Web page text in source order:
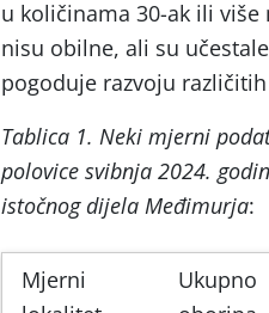
u količinama 30-ak ili
nisu obilne, ali su
pogoduje razvoju
Tablica 1. Neki mjerni
polovice svibnja 2024.
istočnog dijela Međimurja:
Mjerni
Ukupno